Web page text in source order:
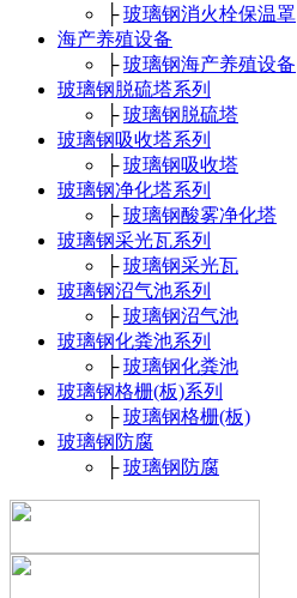
├玻璃钢消火栓保温罩
海产养殖设备
├玻璃钢海产养殖设备
玻璃钢脱硫塔系列
├玻璃钢脱硫塔
玻璃钢吸收塔系列
├玻璃钢吸收塔
玻璃钢净化塔系列
├玻璃钢酸雾净化塔
玻璃钢采光瓦系列
├玻璃钢采光瓦
玻璃钢沼气池系列
├玻璃钢沼气池
玻璃钢化粪池系列
├玻璃钢化粪池
玻璃钢格栅(板)系列
├玻璃钢格栅(板)
玻璃钢防腐
├玻璃钢防腐